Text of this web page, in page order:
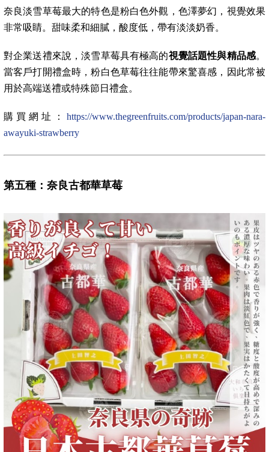
奈良淡雪草莓最大的特色是粉白色外觀，色澤夢幻，視覺效果
非常吸睛。甜味柔和細膩，酸度低，帶有淡淡奶香。
對企業送禮來說，淡雪草莓具有極高的視覺話題性與精品感。
當客戶打開禮盒時，粉白色草莓往往能帶來驚喜感，因此常被
用於高端送禮或特殊節日禮盒。
購買網址： https://www.thegreenfruits.com/products/japan-nara-
awayuki-strawberry
第五種：奈良古都華草莓